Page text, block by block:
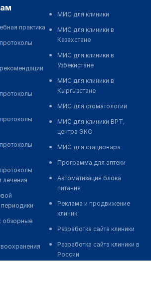
практика
лечения
обзорные
МИС для клиники
МИС для клиники в
Казахстане
МИС для клиники в
Узбекистане
МИС для клиники в
Кыргызстане
МИС для стоматологии
МИС для клиники ВРТ,
центра ЭКО
МИС для стационара
Программа для аптеки
Автоматизация блока
питания
Реклама и продвижение
клиник
Разработка сайта клиники
Разработка сайта клиники в
России